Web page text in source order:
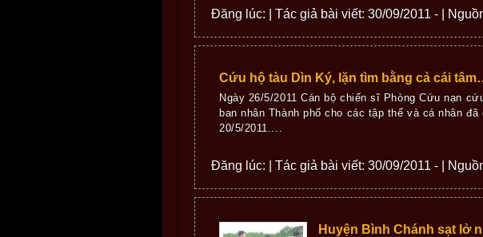
Đăng lúc: | Tác giả bài viết: 30/09/2011 - |
Cứu hộ tàu Dìn Ký, lặn tìm bằng cả cái
Ngày 26/5/2011 Cán bộ chiến sĩ Phòng Cứu nạn
ban nhân Thành phố cho các tập thể và cá nhân
20/5/2011....
Đăng lúc: | Tác giả bài viết: 30/09/2011 - |
Huyện Bình Chánh sạt lở